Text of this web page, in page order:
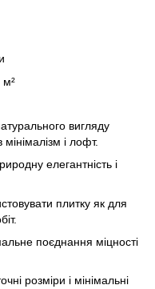
м²
вигляду
і лофт.
елегантність і
плитку як для
поєднання міцності
розміри і мінімальні